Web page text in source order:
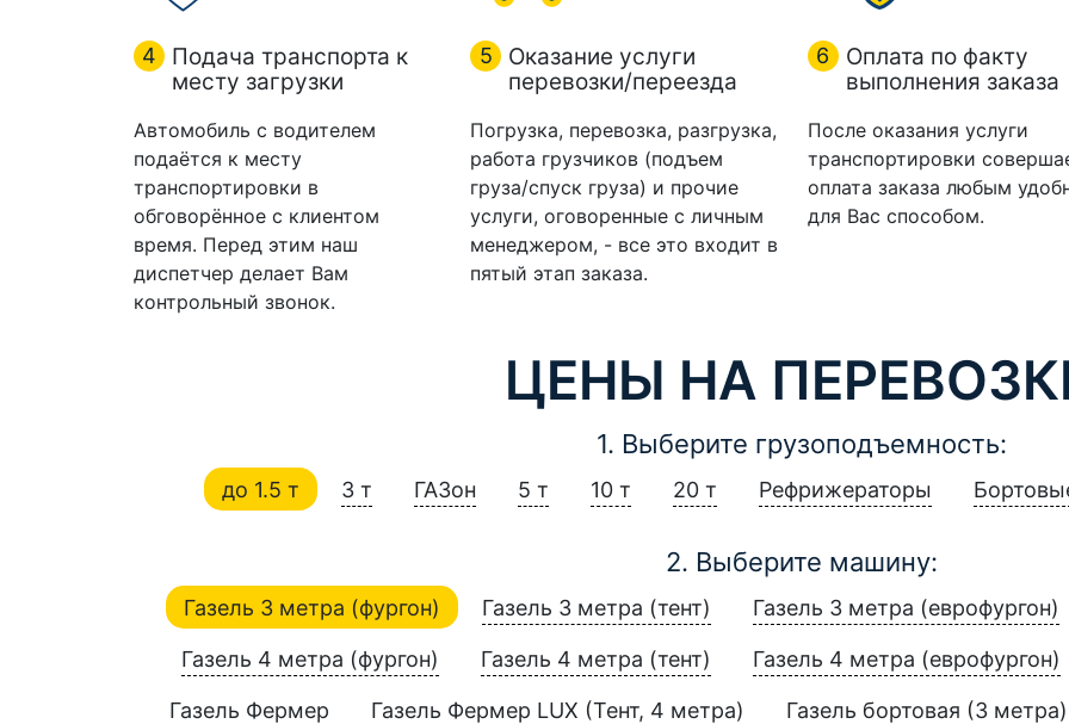
4
Подача транспорта к
месту загрузки
Автомобиль с водителем
подаётся к месту
транспортировки в
обговорённое с клиентом
время. Перед этим наш
диспетчер делает Вам
контрольный звонок.
5
Оказание услуги
перевозки/переезда
Погрузка, перевозка, разгрузка,
работа грузчиков (подъем
груза/спуск груза) и прочие
услуги, оговоренные с личным
менеджером, - все это входит в
пятый этап заказа.
6
Оплата по факту
выполнения заказа
После оказания услуги
транспортировки
оплата заказа любым
для Вас способом.
ЦЕНЫ НА
1. Выберите грузоподъемность:
до 1.5 т 3 т ГАЗон 5 т 10 т 20 т Рефрижераторы
2. Выберите машину:
Газель 3 метра (фургон) Газель 3 метра (тент) Газель 3 метра (еврофургон)
Газель 4 метра (фургон) Газель 4 метра (тент) Газель 4 метра (еврофургон)
Газель Фермер Газель Фермер LUX (Тент, 4 метра) Газель бортовая (3 метра)